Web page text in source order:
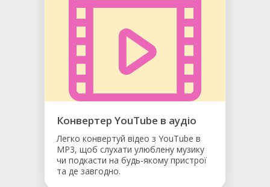
Конвертер YouTube в аудіо
Легко конвертуй відео з YouTube в
MP3, щоб слухати улюблену музику
чи подкасти на будь-якому пристрої
та де завгодно.